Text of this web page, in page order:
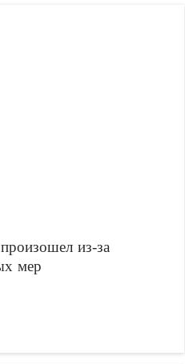
из-за
мер